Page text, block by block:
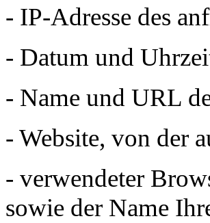
- IP-Adresse des
- Datum und
- Name und URL
- Website, von der
- verwendeter
sowie der Name